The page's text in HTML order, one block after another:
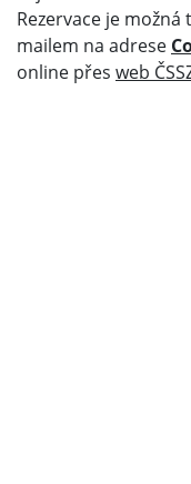
Rezervace je
mailem na adrese
online přes web